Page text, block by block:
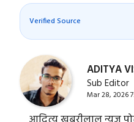
Verified Source
ADITYA
Sub Editor
Mar 28, 2026